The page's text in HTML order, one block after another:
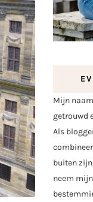
Mijn
getrouwd
Als
buiten
neem